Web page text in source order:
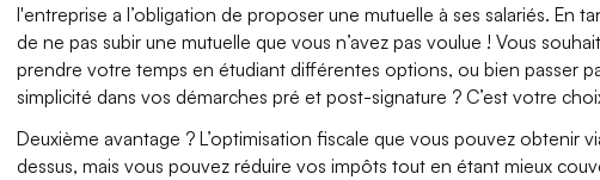
l'entreprise a l’obligation de proposer une mutuelle à ses salariés. En
de ne pas subir une mutuelle que vous n’avez pas voulue ! Vous
prendre votre temps en étudiant différentes options, ou bien passer
simplicité dans vos démarches pré et post-signature ? C’est votre
Deuxième avantage ? L’optimisation fiscale que vous pouvez obtenir
dessus, mais vous pouvez réduire vos impôts tout en étant mieux